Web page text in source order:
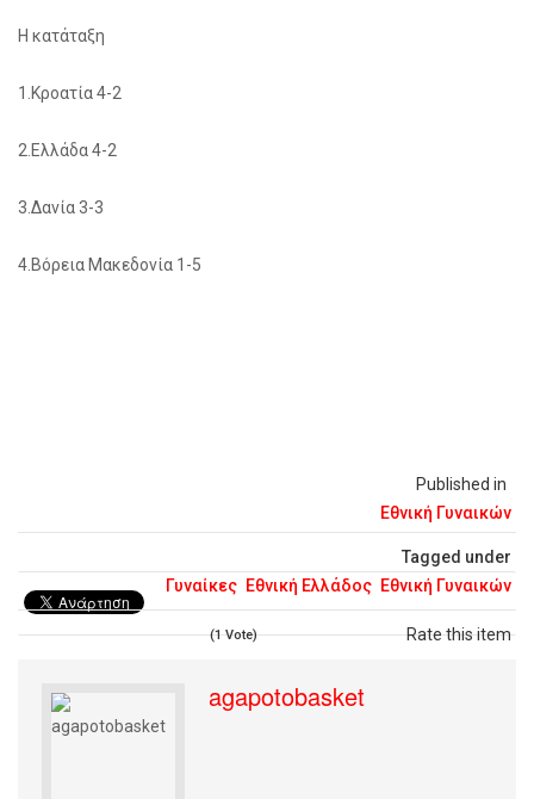
Published in
Εθνική Γυναικών
Tagged under
Γυναίκες Εθνική Ελλάδος Εθνική Γυναικών
Rate this item
(1 Vote)
Η κατάταξη
1.Κροατία 4-2
2.Ελλάδα 4-2
3.Δανία 3-3
4.Βόρεια Μακεδονία 1-5
agapotobasket